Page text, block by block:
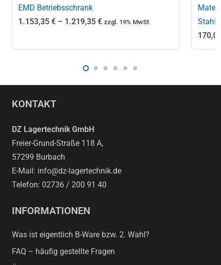
EMD Betriebsschrank
1.153,35 € – 1.219,35 €Preisspanne:
bis
zzgl. 19% MwSt
KONTAKT
DZ Lagertechnik GmbH
Freier-Grund-Straße 118 A,
57299 Burbach
E-Mail: info@dz-lagertechnik.de
Telefon: 02736 / 200 91 40
INFORMATIONEN
Was ist eigentlich B-Ware bzw. 2. Wahl?
FAQ – häufig gestellte Fragen